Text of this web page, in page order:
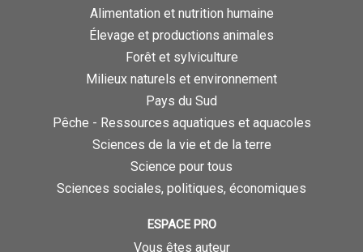
Alimentation et nutrition humaine
Élevage et productions animales
Forêt et sylviculture
Milieux naturels et environnement
Pays du Sud
Pêche - Ressources aquatiques et aquacoles
Sciences de la vie et de la terre
Science pour tous
Sciences sociales, politiques, économiques
ESPACE PRO
Vous êtes auteur